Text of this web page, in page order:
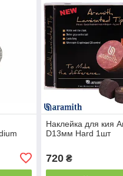
Наклейка для кия
D13мм Hard 1шт
720₴